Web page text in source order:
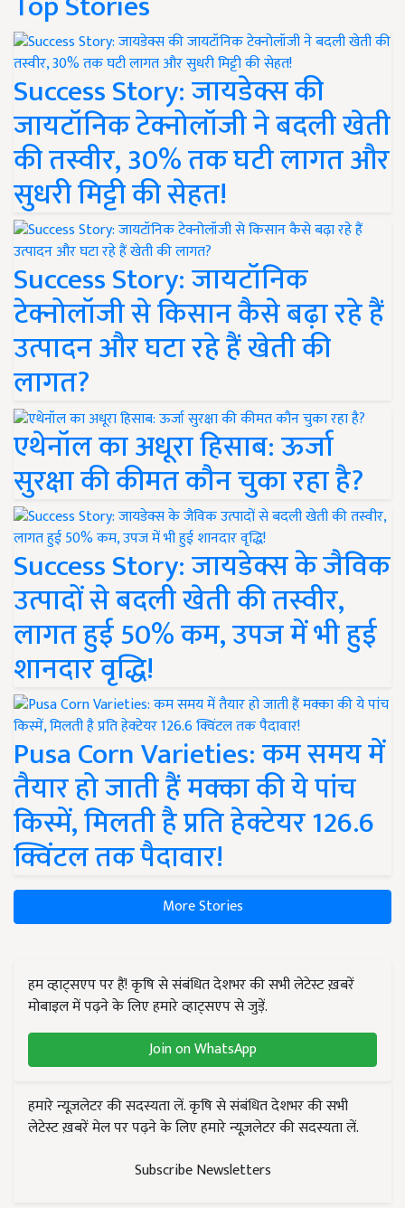
Success Story: जायडेक्स की
जायटॉनिक टेक्नोलॉजी ने बदली खेती
की तस्वीर, 30% तक घटी लागत और
सुधरी मिट्टी की सेहत!
Success Story: जायटॉनिक
टेक्नोलॉजी से किसान कैसे बढ़ा रहे हैं
उत्पादन और घटा रहे हैं खेती की
लागत?
एथेनॉल का अधूरा हिसाब: ऊर्जा
सुरक्षा की कीमत कौन चुका रहा है?
Success Story: जायडेक्स के जैविक
उत्पादों से बदली खेती की तस्वीर,
लागत हुई 50% कम, उपज में भी हुई
शानदार वृद्धि!
Pusa Corn Varieties: कम समय में
तैयार हो जाती हैं मक्का की ये पांच
किस्में, मिलती है प्रति हेक्टेयर 126.6
क्विंटल तक पैदावार!
More Stories
हम व्हाट्सएप पर हैं! कृषि से संबंधित देशभर की सभी लेटेस्ट ख़बरें
मोबाइल में पढ़ने के लिए हमारे व्हाट्सएप से जुड़ें.
Join on WhatsApp
हमारे न्यूज़लेटर की सदस्यता लें. कृषि से संबंधित देशभर की सभी
लेटेस्ट ख़बरें मेल पर पढ़ने के लिए हमारे न्यूज़लेटर की सदस्यता लें.
Subscribe Newsletters